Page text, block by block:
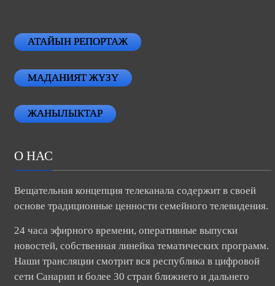
АТАЙЫН РЕПОРТАЖ
МАДАНИЯТ ЖҮЗҮ
ЖАНЫЛЫКТАР
О НАС
Вещательная концепция телеканала содержит в своей
основе традиционные ценности семейного телевидения.
24 часа эфирного времени, оперативные выпуски
новостей, собственная линейка тематических программ.
Наши трансляции смотрит вся республика в цифровой
сети Санарип и более 30 стран ближнего и дальнего